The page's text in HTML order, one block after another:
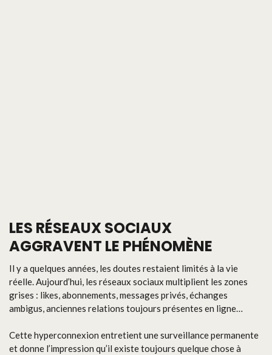
LES RÉSEAUX SOCIAUX
AGGRAVENT LE PHÉNOMÈNE
Il y a quelques années, les doutes restaient limités à la vie
réelle. Aujourd’hui, les réseaux sociaux multiplient les zones
grises : likes, abonnements, messages privés, échanges
ambigus, anciennes relations toujours présentes en ligne…
Cette hyperconnexion entretient une surveillance permanente
et donne l’impression qu’il existe toujours quelque chose à